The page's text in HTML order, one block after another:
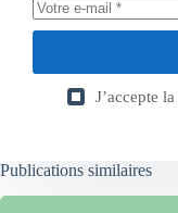
J’accepte la
Publications similaires